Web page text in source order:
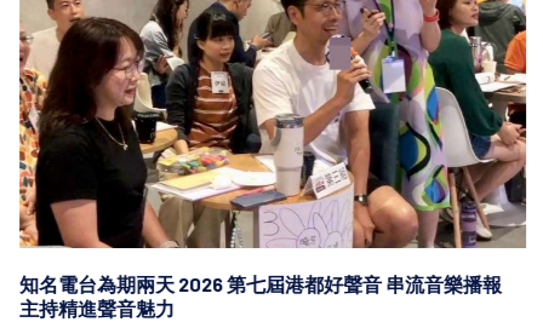
知名電台為期兩天 2026 第七屆港都好聲音 串流音樂播報
主持精進聲音魅力